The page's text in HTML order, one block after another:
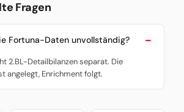
Fragen
Fortuna-Daten unvollständig?
2.BL-Detailbilanzen separat. Die
angelegt, Enrichment folgt.